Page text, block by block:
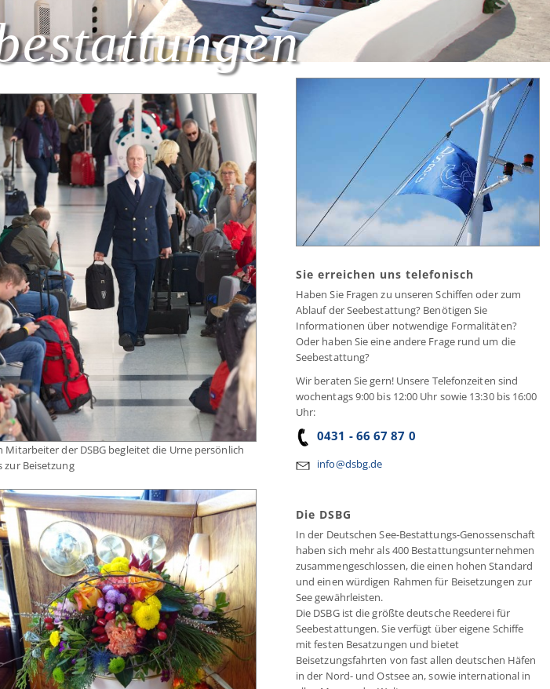
+
Mitarbeiter der DSBG begleitet die Urne persönlich
zur Beisetzung
Sie erreichen uns telefonisch
Haben Sie Fragen zu unseren Schiffen oder zum
Ablauf der Seebestattung? Benötigen Sie
Informationen über notwendige Formalitäten?
Oder haben Sie eine andere Frage rund um die
Seebestattung?
Wir beraten Sie gern! Unsere Telefonzeiten sind
wochentags 9:00 bis 12:00 Uhr sowie 13:30 bis 16:00
Uhr:
0431 - 66 67 87 0
info@dsbg.de
Die DSBG
In der Deutschen See-Bestattungs-Genossenschaft
haben sich mehr als 400 Bestattungsunternehmen
zusammengeschlossen, die einen hohen Standard
und einen würdigen Rahmen für Beisetzungen zur
See gewährleisten.
Die DSBG ist die größte deutsche Reederei für
Seebestattungen. Sie verfügt über eigene Schiffe
mit festen Besatzungen und bietet
Beisetzungsfahrten von fast allen deutschen Häfen
in der Nord- und Ostsee an, sowie international in